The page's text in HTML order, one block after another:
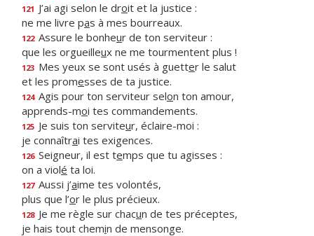
121 J’ai agi selon le droit et la justice :
ne me livre pas à mes bourreaux.
122 Assure le bonheur de ton serviteur :
que les orgueilleux ne me tourmentent plus !
123 Mes yeux se sont usés à guetter le salut
et les promesses de ta justice.
124 Agis pour ton serviteur selon ton amour,
apprends-moi tes commandements.
125 Je suis ton serviteur, éclaire-moi :
je connaîtrai tes exigences.
126 Seigneur, il est temps que tu agisses :
on a violé ta loi.
127 Aussi j’aime tes volontés,
plus que l’or le plus précieux.
128 Je me règle sur chacun de tes préceptes,
je hais tout chemin de mensonge.